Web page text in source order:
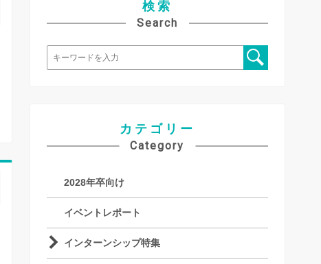
検索
Search
カテゴリー
Category
2028年卒向け
イベントレポート
インターンシップ特集